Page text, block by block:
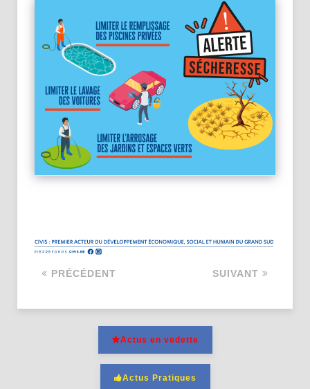
PRÉCÉDENT SUIVANT
Actus en vedette
Actus Pratiques